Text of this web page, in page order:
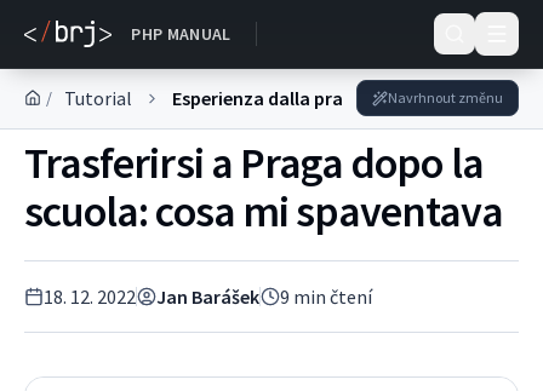
PHP MANUAL
DOKUMENTACE
/ Tutorial Esperienza dalla pratica Navrhnout změnu
Trasferirsi a Praga dopo la
scuola: cosa mi spaventava
18. 12. 2022 Jan Barášek 9 min čtení